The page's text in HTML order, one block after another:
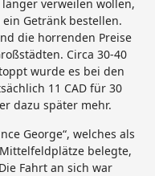
verweilen wollen,
Getränk bestellen.
die horrenden Preise
Circa 30-40
wurde es bei den
11 CAD für 30
dazu später mehr.
George“, welches als
belegte,
Fahrt an sich war